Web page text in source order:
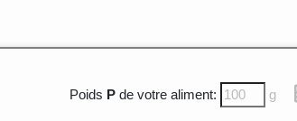
Poids Pde votre aliment: g